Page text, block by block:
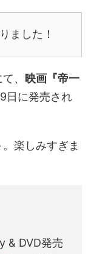
ました！
、
映画『帝一
日に発売され
楽しみすぎま
& DVD発売